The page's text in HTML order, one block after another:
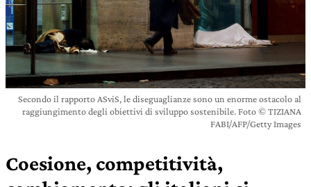
Secondo il rapporto ASviS, le diseguaglianze sono un enorme ostacolo al
raggiungimento degli obiettivi di sviluppo sostenibile. Foto © TIZIANA
FABI/AFP/Getty Images
Coesione, competitività,